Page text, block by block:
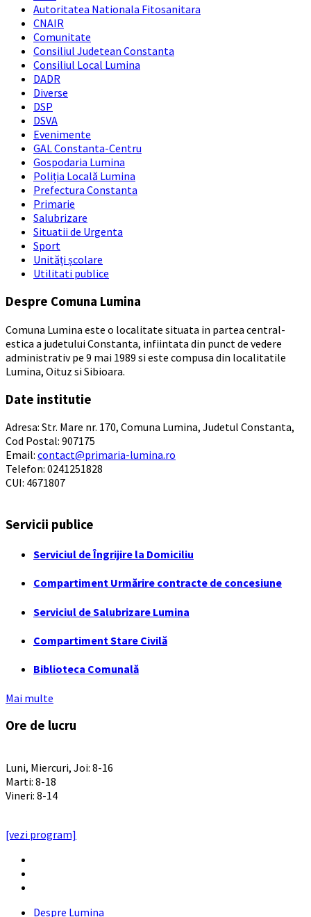
Autoritatea Nationala Fitosanitara
CNAIR
Comunitate
Consiliul Judetean Constanta
Consiliul Local Lumina
DADR
Diverse
DSP
DSVA
Evenimente
GAL Constanta-Centru
Gospodaria Lumina
Poliția Locală Lumina
Prefectura Constanta
Primarie
Salubrizare
Situatii de Urgenta
Sport
Unități școlare
Utilitati publice
Despre Comuna Lumina
Comuna Lumina este o localitate situata in partea central-
estica a judetului Constanta, infiintata din punct de vedere
administrativ pe 9 mai 1989 si este compusa din localitatile
Lumina, Oituz si Sibioara.
Date institutie
Adresa: Str. Mare nr. 170, Comuna Lumina, Judetul Constanta,
Cod Postal: 907175
Email: contact@primaria-lumina.ro
Telefon: 0241251828
CUI: 4671807
Servicii publice
Serviciul de Îngrijire la Domiciliu
Compartiment Urmărire contracte de concesiune
Serviciul de Salubrizare Lumina
Compartiment Stare Civilă
Biblioteca Comunală
Mai multe
Ore de lucru
Luni, Miercuri, Joi: 8-16
Marti: 8-18
Vineri: 8-14
[vezi program]
Despre Lumina